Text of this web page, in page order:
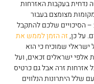
נדחית בעקבות האזרחות
מצומצם בעבור
– הסיכויים שלכם להתקבל
על כן,זה הזמן לממש את
ישראלי שמוכיח כי הוא
אלפי ישראלים זכאים, ועל
אזרחות זרה אבל גם כרטיס
שלל היתרונות הנלווים